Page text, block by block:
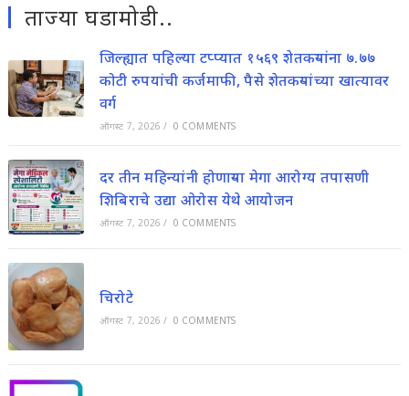
ताज्या घडामोडी..
जिल्ह्यात पहिल्या टप्प्यात १५६९ शेतकऱ्यांना ७.७७
कोटी रुपयांची कर्जमाफी, पैसे शेतकऱ्यांच्या खात्यावर
वर्ग
ऑगस्ट 7, 2026 / 0 COMMENTS
दर तीन महिन्यांनी होणाऱ्या मेगा आरोग्य तपासणी
शिबिराचे उद्या ओरोस येथे आयोजन
ऑगस्ट 7, 2026 / 0 COMMENTS
चिरोटे
ऑगस्ट 7, 2026 / 0 COMMENTS